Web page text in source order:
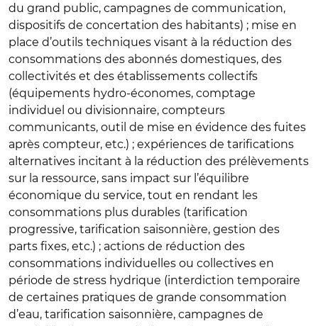
du grand public, campagnes de communication,
dispositifs de concertation des habitants) ; mise en
place d’outils techniques visant à la réduction des
consommations des abonnés domestiques, des
collectivités et des établissements collectifs
(équipements hydro-économes, comptage
individuel ou divisionnaire, compteurs
communicants, outil de mise en évidence des fuites
après compteur, etc.) ; expériences de tarifications
alternatives incitant à la réduction des prélèvements
sur la ressource, sans impact sur l’équilibre
économique du service, tout en rendant les
consommations plus durables (tarification
progressive, tarification saisonnière, gestion des
parts fixes, etc.) ; actions de réduction des
consommations individuelles ou collectives en
période de stress hydrique (interdiction temporaire
de certaines pratiques de grande consommation
d’eau, tarification saisonnière, campagnes de